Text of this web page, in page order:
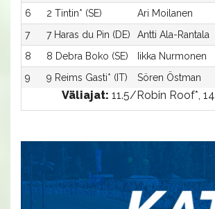
6
2 Tintin* (SE) Ari Moilanen
7
7 Haras du Pin (DE) Antti Ala-Rantala
8
8 Debra Boko (SE) Iikka Nurmonen
9
9 Reims Gasti* (IT) Sören Östman
Väliajat: 11.5/Robin Roof*,